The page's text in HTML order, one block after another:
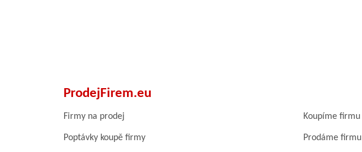
ProdejFirem.eu
Firmy na prodej Koupíme firmu
Poptávky koupě firmy Prodáme firmu